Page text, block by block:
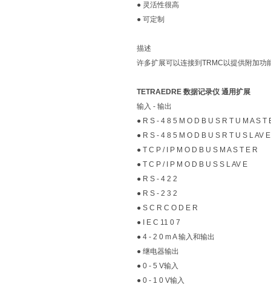
● 灵活性很高
● 可定制
描述
许多扩展可以连接到TRMC以提供附加功
TETRAEDRE 数据记录仪 通用扩展
输入 - 输出
● R S - 4 8 5 M O D B U S R T U M A S T
● R S - 4 8 5 M O D B U S R T U S L AV E
● T C P / I P M O D B U S M A S T E R
● T C P / I P M O D B U S S L AV E
● R S - 4 2 2
● R S - 2 3 2
● S C R C O D E R
● I E C 11 0 7
● 4 - 2 0 m A 输入和输出
● 继电器输出
● 0 - 5 V输入
● 0 - 1 0 V输入